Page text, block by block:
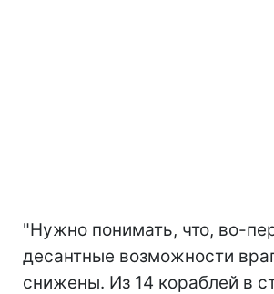
"Нужно понимать, что, во-
десантные возможности
снижены. Из 14 кораблей в